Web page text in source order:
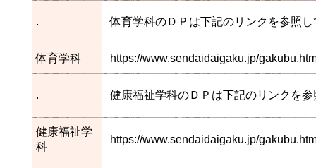
. 体育学科のＤＰは下記のリンクを参照
体育学科 https://www.sendaidaigaku.jp/
. 健康福祉学科のＤＰは下記のリンクを
健康福祉学
科
https://www.sendaidaigaku.jp/